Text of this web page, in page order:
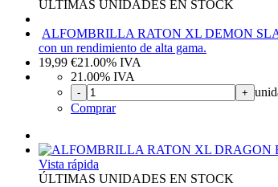
ÚLTIMAS UNIDADES EN STOCK
ALFOMBRILLA RATON XL DEMON
con un rendimiento de alta gama.
19,99 €21.00% IVA
21.00% IVA
- +
Comprar
Vista rápida
ÚLTIMAS UNIDADES EN STOCK